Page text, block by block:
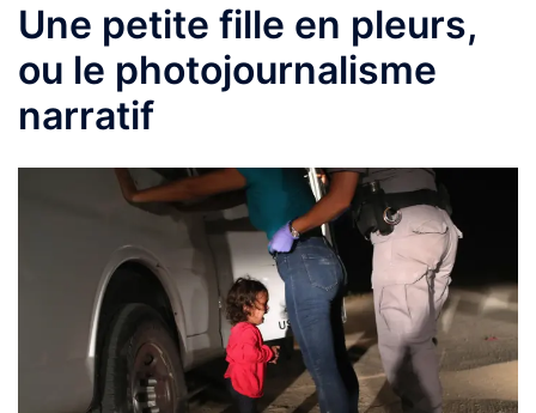
Une petite fille en pleurs,
ou le photojournalisme
narratif